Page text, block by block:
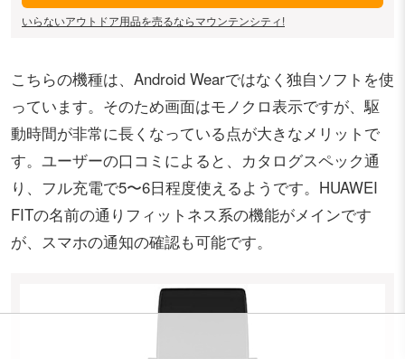
いらないアウトドア用品を売るならマウンテンシティ!
こちらの機種は、Android Wearではなく独自ソフトを使
っています。そのため画面はモノクロ表示ですが、駆
動時間が非常に長くなっている点が大きなメリットで
す。ユーザーの口コミによると、カタログスペック通
り、フル充電で5〜6日程度使えるようです。HUAWEI
FITの名前の通りフィットネス系の機能がメインです
が、スマホの通知の確認も可能です。